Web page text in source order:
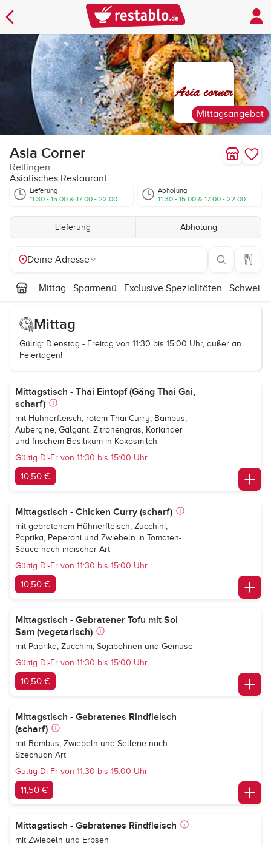
Mittagsangebot
Asia Corner
Rellingen
Asiatisches Restaurant
Lieferung
11:30 - 15:00 & 17:00 - 22:00
Abholung
11:30 - 15:00 & 17:00 - 22:00
Lieferung Abholung
Deine Adresse
Mittag Sparmenü Exclusive Spezialitäten
Mittag
Gültig: Dienstag - Freitag von 11:30 bis 15:00 Uhr, außer an
Feiertagen!
Mittagstisch - Thai Eintopf (Gäng Thai Gai,
scharf)
mit Hühnerfleisch, rotem Thai-Curry, Bambus,
Aubergine, Galgant, Zitronengras, Koriander
und frischem Basilikum in Kokosmilch
Gültig Di-Fr von 11:30 bis 15:00 Uhr.
10,50 €
Mittagstisch - Chicken Curry (scharf)
mit gebratenem Hühnerfleisch, Zucchini,
Paprika, Peperoni und Zwiebeln in Tomaten-
Sauce nach indischer Art
Gültig Di-Fr von 11:30 bis 15:00 Uhr.
10,50 €
Mittagstisch - Gebratener Tofu mit Soi
Sam (vegetarisch)
mit Paprika, Zucchini, Sojabohnen und Gemüse
Gültig Di-Fr von 11:30 bis 15:00 Uhr.
10,50 €
Mittagstisch - Gebratenes Rindfleisch
(scharf)
mit Bambus, Zwiebeln und Sellerie nach
Szechuan Art
Gültig Di-Fr von 11:30 bis 15:00 Uhr.
11,50 €
Mittagstisch - Gebratenes Rindfleisch
mit Zwiebeln und Erbsen